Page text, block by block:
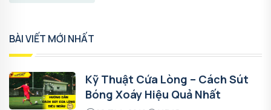
BÀI VIẾT MỚI NHẤT
Kỹ Thuật Cứa Lòng – Cách Sút
Bóng Xoáy Hiệu Quả Nhất